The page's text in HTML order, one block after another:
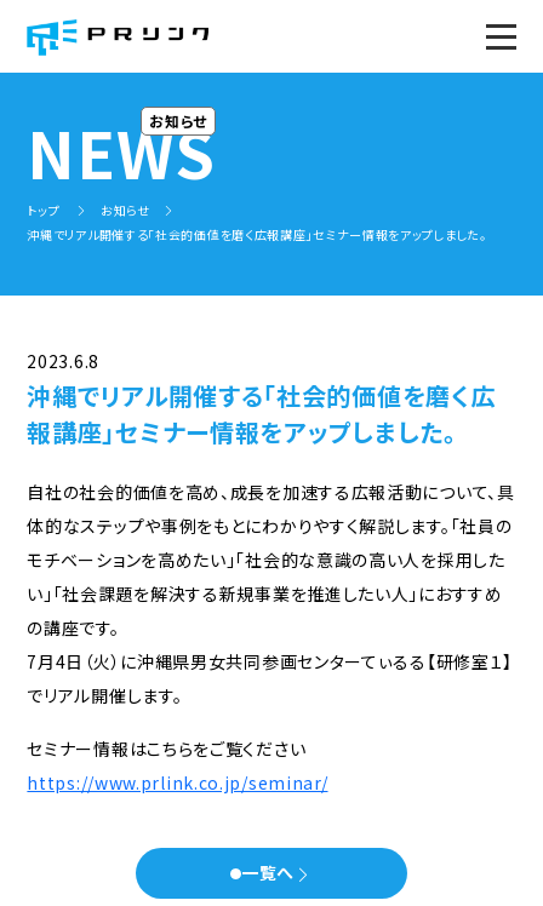
PRのWA！
サービス
みんなで広報会議(全国版)
社内報の企画、作成
PR事例
プロジェクト
地域広報コミュニティ
ミライ企業プロジェクト
地域事務局
セミナー
会社概要
代表メッセージ
スタッフ紹介
お知らせ
お知らせ
NEWS
トップ
お知らせ
沖縄でリアル開催する「社会的価値を磨く広報講座」セミナー情報をアップしました。
2023.6.8
沖縄でリアル開催する「社会的価値を磨く広
報講座」セミナー情報をアップしました。
自社の社会的価値を高め、成長を加速する広報活動について、具
体的なステップや事例をもとにわかりやすく解説します。「社員の
モチベーションを高めたい」「社会的な意識の高い人を採用した
い」「社会課題を解決する新規事業を推進したい人」におすすめ
の講座です。
7月4日（火）に沖縄県男女共同参画センターてぃるる【研修室１】
でリアル開催します。
セミナー情報はこちらをご覧ください
https://www.prlink.co.jp/seminar/
一覧へ